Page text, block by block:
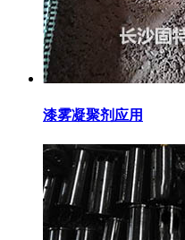
漆雾凝聚剂应用